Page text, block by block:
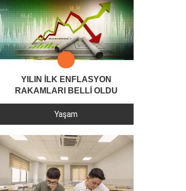
YILIN İLK ENFLASYON
RAKAMLARI BELLİ OLDU
Yaşam